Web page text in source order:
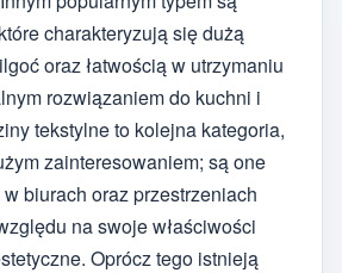
charakteryzują się dużą
oraz łatwością w utrzymaniu
rozwiązaniem do kuchni i
tekstylne to kolejna kategoria,
zainteresowaniem; są one
biurach oraz przestrzeniach
na swoje właściwości
Oprócz tego istnieją